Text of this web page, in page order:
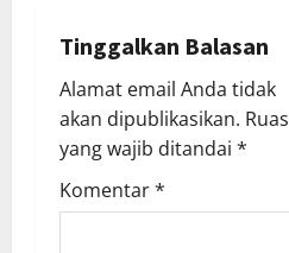
i
g
a
t
Tinggalkan Balasan
Alamat email Anda tidak
akan dipublikasikan. Ruas
yang wajib ditandai *
Komentar*